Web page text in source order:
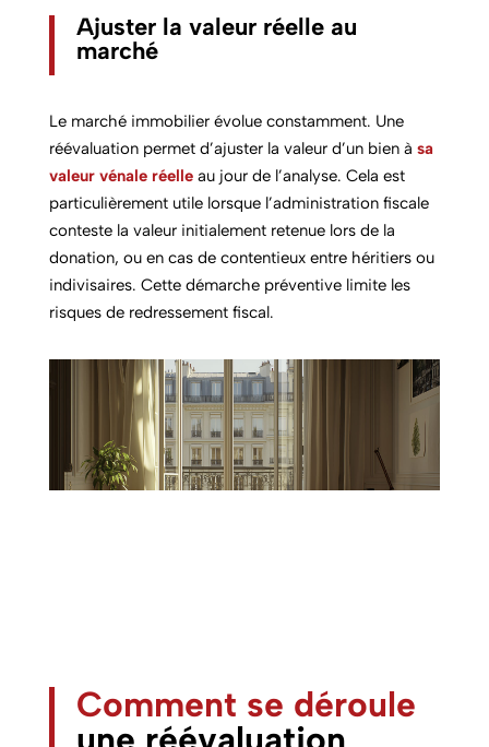
Ajuster la valeur réelle au
marché
Le marché immobilier évolue constamment. Une
réévaluation permet d’ajuster la valeur d’un bien à sa
valeur vénale réelleau jour de l’analyse. Cela est
particulièrement utile lorsque l’administration fiscale
conteste la valeur initialement retenue lors de la
donation, ou en cas de contentieux entre héritiers ou
indivisaires. Cette démarche préventive limite les
risques de redressement fiscal.
Comment se déroule